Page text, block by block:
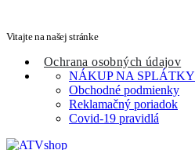
Vitajte na našej stránke
Ochrana osobných údajov
NÁKUP NA SPLÁTKY
Obchodné podmienky
Reklamačný poriadok
Covid-19 pravidlá